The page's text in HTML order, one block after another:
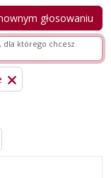
głosowaniu